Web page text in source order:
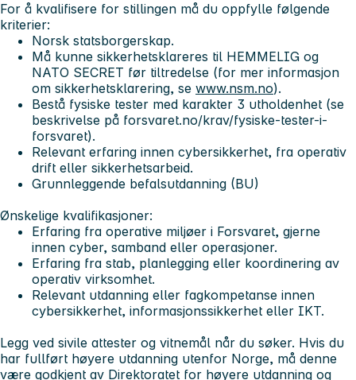
For å kvalifisere for stillingen må du oppfylle følgende
kriterier:
Norsk statsborgerskap.
Må kunne sikkerhetsklareres til HEMMELIG og
NATO SECRET før tiltredelse (for mer informasjon
om sikkerhetsklarering, se www.nsm.no).
Bestå fysiske tester med karakter 3 utholdenhet (se
beskrivelse på forsvaret.no/krav/fysiske-tester-i-
forsvaret).
Relevant erfaring innen cybersikkerhet, fra operativ
drift eller sikkerhetsarbeid.
Grunnleggende befalsutdanning (BU)
Ønskelige kvalifikasjoner:
Erfaring fra operative miljøer i Forsvaret, gjerne
innen cyber, samband eller operasjoner.
Erfaring fra stab, planlegging eller koordinering av
operativ virksomhet.
Relevant utdanning eller fagkompetanse innen
cybersikkerhet, informasjonssikkerhet eller IKT.
Legg ved sivile attester og vitnemål når du søker. Hvis du
har fullført høyere utdanning utenfor Norge, må denne
være godkjent av Direktoratet for høyere utdanning og